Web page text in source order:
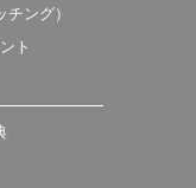
ング）
ト